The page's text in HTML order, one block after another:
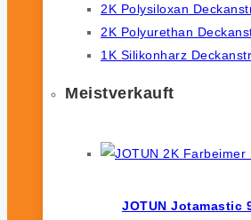
2K Polysiloxan
2K Polyurethan
1K Silikonharz
Meistverkauft
JOTUN Jotamastic